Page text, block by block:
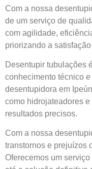
Com a nossa
de um serviço de
com agilidade,
priorizando a
Desentupir tubulações
conhecimento técnico
desentupidora em
como hidrojateadores
resultados precisos.
Com a nossa
transtornos e prejuízos
Oferecemos um